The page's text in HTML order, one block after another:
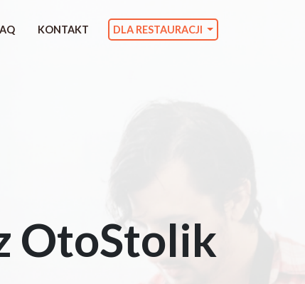
KONTAKT DLA RESTAURACJI
OtoStolik